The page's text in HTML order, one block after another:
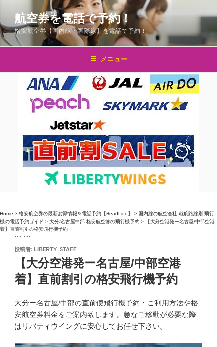
テ
ン
ス
航空券を電話で予約！
格安航空券【国内線・国際線】を電話で予約！
メニュー
Home > 格安航空券の最新お得情報＆電話予約【HeadLine】 > 国内線の航空会社 就航路線別 飛行
機の電話予約ガイド > 大分/名古屋中部 格安航空券の飛行機予約 >
【大分空港発ー名古屋/中部空港
着】直前割引の格安飛行機予約
``` ```
投
投稿者: LIBERTY_STAFF
【大分空港発ー名古屋/中部空港
着】直前割引の格安飛行機予約
大分ー名古屋/中部の直前便飛行機予約・ご利用方法や格
安航空券料金をご案内致します。急なご移動が必要な際
は リバティウイングに安心してお任せ下さい。